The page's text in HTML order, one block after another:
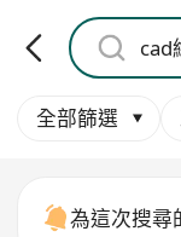
全部篩選
為這次搜尋